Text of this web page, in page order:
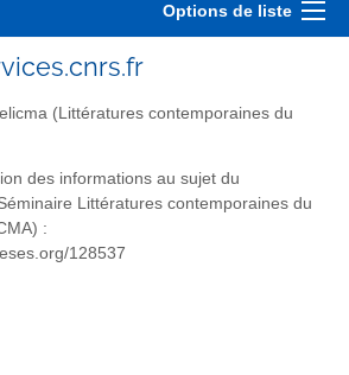
Options de liste
(Littératures contemporaines du
des informations au sujet du
Littératures contemporaines du
:
128537